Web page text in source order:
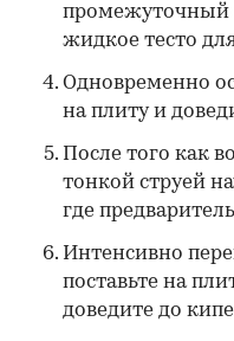
промежуточный
жидкое тесто
Одновременно
на плиту и
После того как
тонкой струей
где
Интенсивно
поставьте на
доведите до